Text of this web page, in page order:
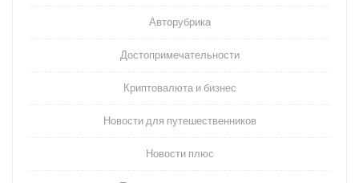
Авторубрика
Достопримечательности
Криптовалюта и бизнес
Новости для путешественников
Новости плюс